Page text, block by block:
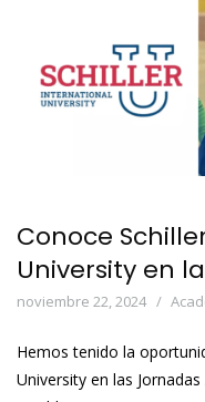
Conoce
University en
noviembre 22, 2024
Hemos tenido la
University en las